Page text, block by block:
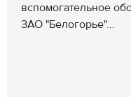
вспомогательное
ЗАО "Белогорье"...